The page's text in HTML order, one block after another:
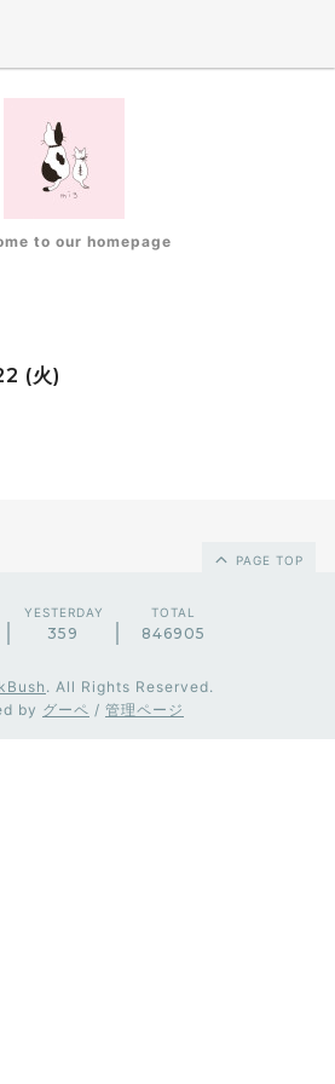
to our homepage
(火)
PAGE TOP
YESTERDAY
359
TOTAL
846905
. All Rights Reserved.
by グーペ / 管理ページ